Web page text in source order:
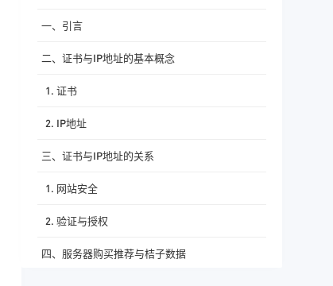
一、引言
二、证书与IP地址的基本概念
1. 证书
2. IP地址
三、证书与IP地址的关系
1. 网站安全
2. 验证与授权
四、服务器购买推荐与桔子数据